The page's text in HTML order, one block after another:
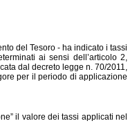
del Tesoro - ha indicato i tassi
ai sensi dell’articolo 2,
dal decreto legge n. 70/2011,
per il periodo di applicazione
il valore dei tassi applicati nel